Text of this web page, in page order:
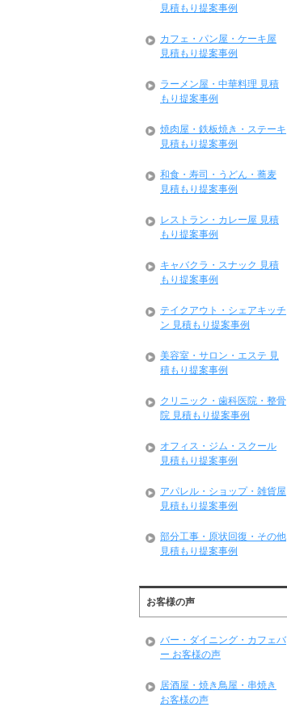
見積もり提案事例
カフェ・パン屋・ケーキ屋
見積もり提案事例
ラーメン屋・中華料理 見積
もり提案事例
焼肉屋・鉄板焼き・ステーキ
見積もり提案事例
和食・寿司・うどん・蕎麦
見積もり提案事例
レストラン・カレー屋 見積
もり提案事例
キャバクラ・スナック 見積
もり提案事例
テイクアウト・シェアキッチ
ン 見積もり提案事例
美容室・サロン・エステ 見
積もり提案事例
クリニック・歯科医院・整骨
院 見積もり提案事例
オフィス・ジム・スクール
見積もり提案事例
アパレル・ショップ・雑貨屋
見積もり提案事例
部分工事・原状回復・その他
見積もり提案事例
お客様の声
バー・ダイニング・カフェバ
ー お客様の声
居酒屋・焼き鳥屋・串焼き
お客様の声